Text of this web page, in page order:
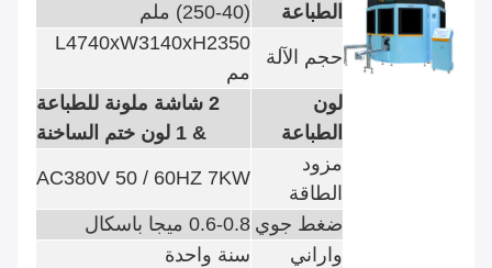
الطباعة
(40-250) ملم
حجم الآلة
L4740xW3140xH2350
مم
لون
الطباعة
2 شاشة ملونة للطباعة
& 1 لون ختم الساخنة
مزود
الطاقة
AC380V 50 / 60HZ 7KW
ضغط جوي 0.6-0.8 ميجا باسكال
واراني
سنة واحدة